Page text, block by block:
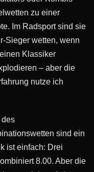
zu einer
Im Radsport sind sie
Sieger wetten, wenn
Klassiker
– aber die
nutze ich
des
sind ein
ist einfach: Drei
8.00. Aber die